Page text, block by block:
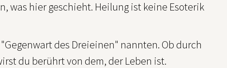
was hier geschieht. Heilung ist keine Esoterik
des Dreieinen" nannten. Ob durch
du berührt von dem, der Leben ist.